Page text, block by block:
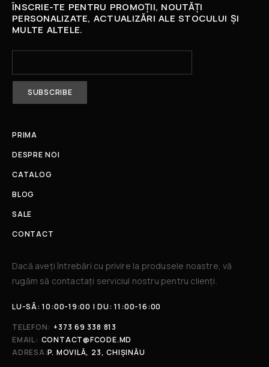
ÎNSCRIE-TE PENTRU PROMOȚII, NOUTĂȚI
PERSONALIZATE, ACTUALIZĂRI ALE STOCULUI ȘI
MULTE ALTELE.
PRIMA
DESPRE NOI
CATALOG
BLOG
SALE
CONTACT
Dacă aveți întrebări cu privire la produsele noastre, vă
rugăm să contactați serviciul nostru pentru clienți.​
LU-SÂ: 10:00-19:00 | DU: 11:00-16:00
TELEFON: +373 69 338 813
EMAIL: CONTACT@FCODE.MD
ADRESA:P. MOVILĂ, 23, CHIȘINĂU